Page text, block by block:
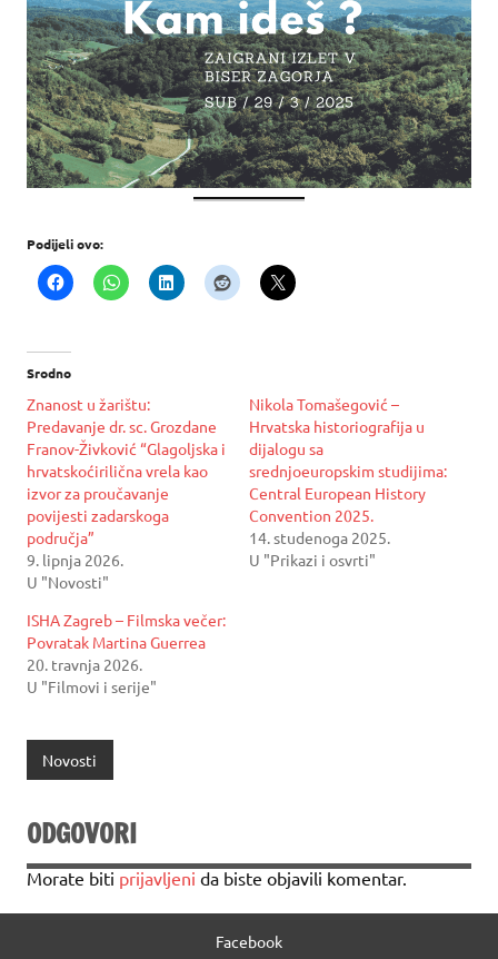
Podijeli ovo:
Srodno
Znanost u žarištu:
Predavanje dr. sc. Grozdane
Franov-Živković “Glagoljska i
hrvatskoćirilična vrela kao
izvor za proučavanje
povijesti zadarskoga
područja”
9. lipnja 2026.
U "Novosti"
Nikola Tomašegović –
Hrvatska historiografija u
dijalogu sa
srednjoeuropskim studijima:
Central European History
Convention 2025.
14. studenoga 2025.
U "Prikazi i osvrti"
ISHA Zagreb – Filmska večer:
Povratak Martina Guerrea
20. travnja 2026.
U "Filmovi i serije"
Novosti
ODGOVORI
Morate biti prijavljeni da biste objavili komentar.
Facebook